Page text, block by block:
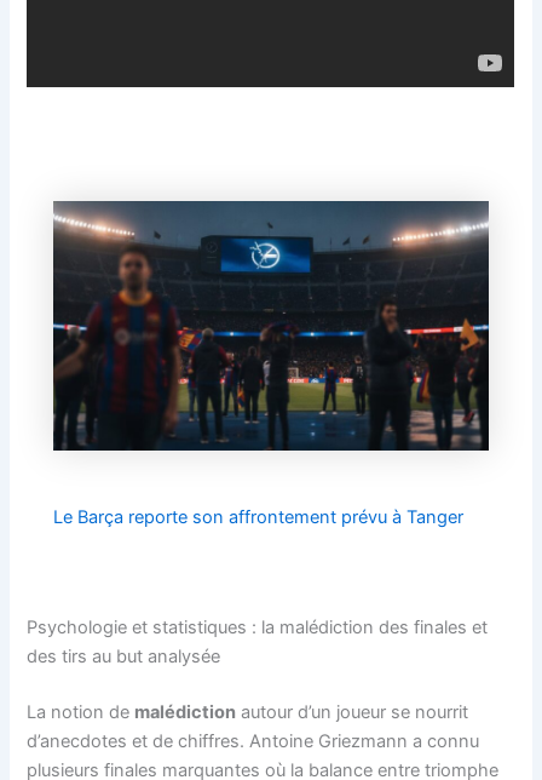
Le Barça reporte son affrontement prévu à Tanger
Psychologie et statistiques : la malédiction des finales et
des tirs au but analysée
La notion de malédiction autour d’un joueur se nourrit
d’anecdotes et de chiffres. Antoine Griezmann a connu
plusieurs finales marquantes où la balance entre triomphe